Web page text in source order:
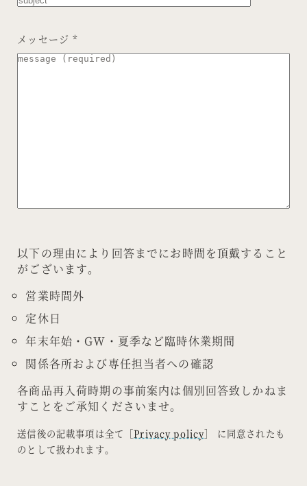
メッセージ *
以下の理由により回答までにお時間を頂戴すること
がございます。
営業時間外
定休日
年末年始・GW・夏季など臨時休業期間
関係各所および専任担当者への確認
各商品再入荷時期の事前案内は個別回答致しかねま
すことをご承知くださいませ。
送信後の記載事項は全て［Privacy policy］ に同意されたも
のとして扱われます。